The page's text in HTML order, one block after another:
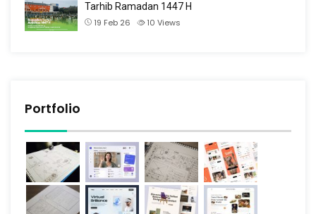
Tarhib Ramadan 1447 H
19 Feb 26
10 Views
Portfolio